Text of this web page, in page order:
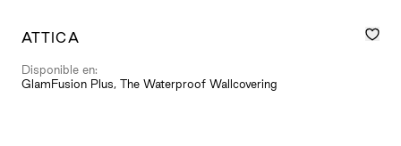
ATTICA
Disponible en:
GlamFusion Plus, The Waterproof Wallcovering